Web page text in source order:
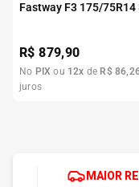
Fastway F3 175/75R14
R$879,90
No PIX ou 12x de R$ 86,
juros
MAIOR